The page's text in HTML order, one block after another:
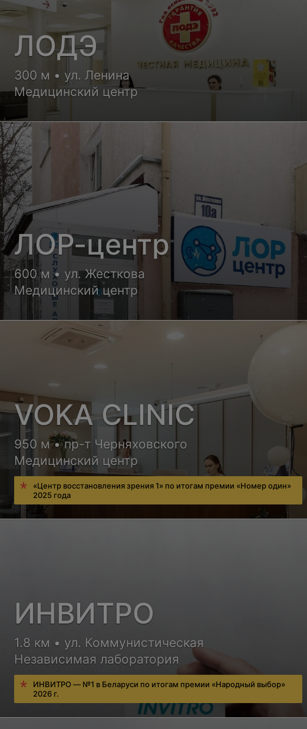
ЛОДЭ
300 м • ул. Ленина
Медицинский центр
ЛОР-центр
600 м • ул. Жесткова
Медицинский центр
VOKA CLINIC
950 м • пр-т Черняховского
Медицинский центр
«Центр восстановления зрения 1» по итогам премии «Номер один»
2025 года
ИНВИТРО
1.8 км • ул. Коммунистическая
Независимая лаборатория
ИНВИТРО — №1 в Беларуси по итогам премии «Народный выбор»
2026 г.